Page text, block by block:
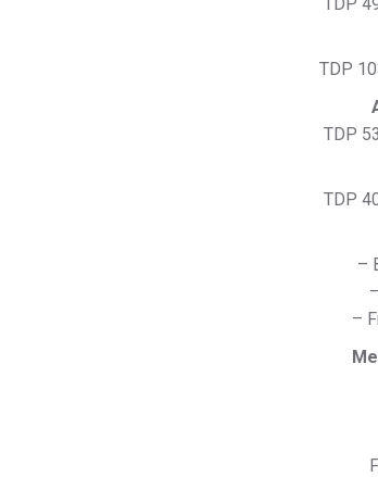
TDP
TDP
TDP
–
–